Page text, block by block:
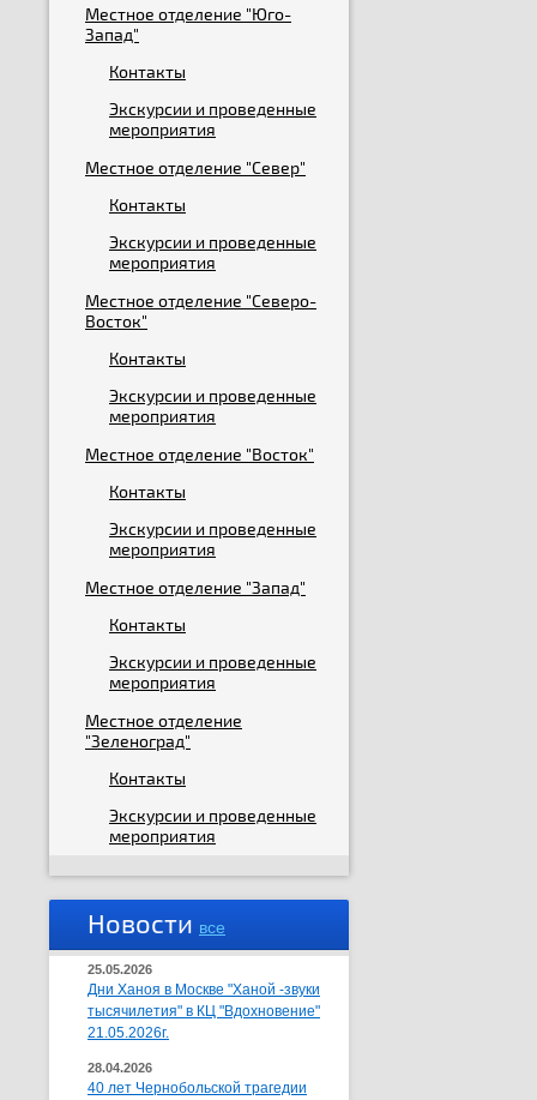
Местное отделение "Юго-
Запад"
Контакты
Экскурсии и проведенные
мероприятия
Местное отделение "Север"
Контакты
Экскурсии и проведенные
мероприятия
Местное отделение "Северо-
Восток"
Контакты
Экскурсии и проведенные
мероприятия
Местное отделение "Восток"
Контакты
Экскурсии и проведенные
мероприятия
Местное отделение "Запад"
Контакты
Экскурсии и проведенные
мероприятия
Местное отделение
"Зеленоград"
Контакты
Экскурсии и проведенные
мероприятия
Новости все
25.05.2026
Дни Ханоя в Москве "Ханой -звуки
тысячилетия" в КЦ "Вдохновение"
21.05.2026г.
28.04.2026
40 лет Чернобольской трагедии